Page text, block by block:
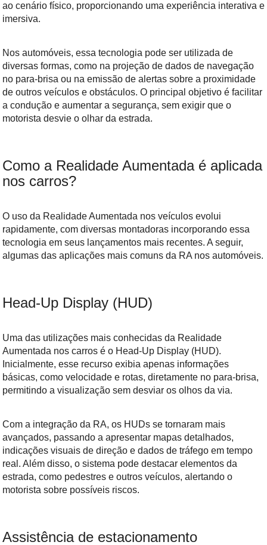
ao cenário físico, proporcionando uma experiência interativa e
imersiva.
Nos automóveis, essa tecnologia pode ser utilizada de
diversas formas, como na projeção de dados de navegação
no para-brisa ou na emissão de alertas sobre a proximidade
de outros veículos e obstáculos. O principal objetivo é facilitar
a condução e aumentar a segurança, sem exigir que o
motorista desvie o olhar da estrada.
Como a Realidade Aumentada é aplicada
nos carros?
O uso da Realidade Aumentada nos veículos evolui
rapidamente, com diversas montadoras incorporando essa
tecnologia em seus lançamentos mais recentes. A seguir,
algumas das aplicações mais comuns da RA nos automóveis.
Head-Up Display (HUD)
Uma das utilizações mais conhecidas da Realidade
Aumentada nos carros é o Head-Up Display (HUD).
Inicialmente, esse recurso exibia apenas informações
básicas, como velocidade e rotas, diretamente no para-brisa,
permitindo a visualização sem desviar os olhos da via.
Com a integração da RA, os HUDs se tornaram mais
avançados, passando a apresentar mapas detalhados,
indicações visuais de direção e dados de tráfego em tempo
real. Além disso, o sistema pode destacar elementos da
estrada, como pedestres e outros veículos, alertando o
motorista sobre possíveis riscos.
Assistência de estacionamento